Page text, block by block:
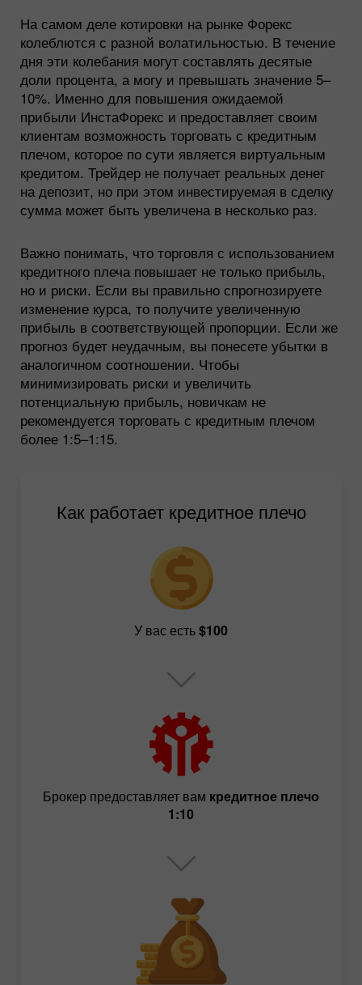
На самом деле котировки на рынке Форекс
колеблются с разной волатильностью. В течение
дня эти колебания могут составлять десятые
доли процента, а могу и превышать значение 5–
10%. Именно для повышения ожидаемой
прибыли ИнстаФорекс и предоставляет своим
клиентам возможность торговать с кредитным
плечом, которое по сути является виртуальным
кредитом. Трейдер не получает реальных денег
на депозит, но при этом инвестируемая в сделку
сумма может быть увеличена в несколько раз.
Важно понимать, что торговля с использованием
кредитного плеча повышает не только прибыль,
но и риски. Если вы правильно спрогнозируете
изменение курса, то получите увеличенную
прибыль в соответствующей пропорции. Если же
прогноз будет неудачным, вы понесете убытки в
аналогичном соотношении. Чтобы
минимизировать риски и увеличить
потенциальную прибыль, новичкам не
рекомендуется торговать с кредитным плечом
более 1:5–1:15.
Как работает кредитное плечо
У вас есть$100
Брокер предоставляет вам кредитное плечо
1:10